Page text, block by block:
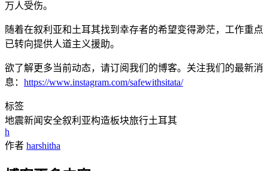
万人受伤。
随着在叙利亚和土耳其找到幸存者的希望变得渺茫，工作重点
已转向提供人道主义援助。
欲了解更多当前动态，请订阅我们的博客。关注我们的最新消
息： https://www.instagram.com/safewithsitata/
标签
地震新闻 安全叙利亚构造板块旅行土耳其
h
作者 harshitha